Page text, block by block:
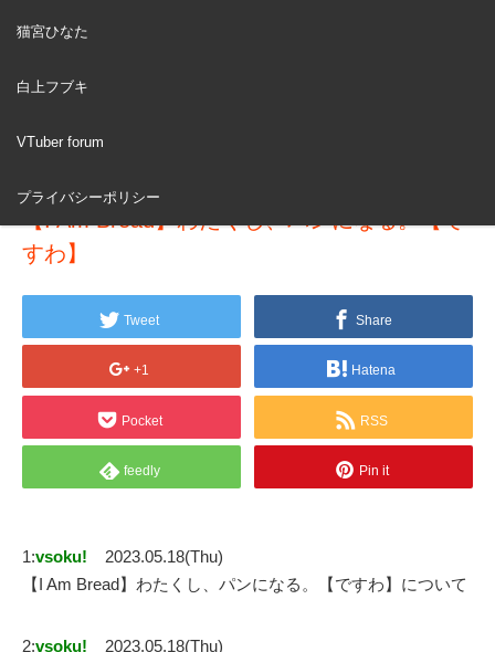
猫宮ひなた
白上フブキ
VTuber forum
プライバシーポリシー
【I Am Bread】わたくし、パンになる。【で
すわ】
Tweet Share
+1 Hatena
Pocket RSS
feedly Pin it
1:vsoku!
2023.05.18(Thu)
【I Am Bread】わたくし、パンになる。【ですわ】について
2:vsoku! 2023.05.18(Thu)